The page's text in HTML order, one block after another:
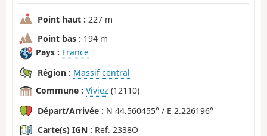
Point haut : 227 m
Point bas : 194 m
Pays : France
Région : Massif central
Commune : Viviez (12110)
Départ/Arrivée : N 44.560455° / E 2.226196°
Carte(s) IGN : Ref. 2338O